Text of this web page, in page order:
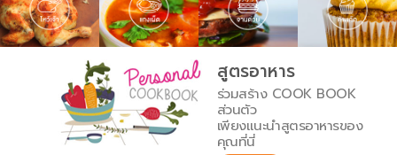
เคล็ดลับน่ารู้
เปรียบเทียบหน่วยการตวง
เปรียบเทียบอุณหภูมิ
เปรียบเทียบน้ำหนักวัตถุดิบ
FoodPedia
สร้าง Cookbook
สูตรอาหาร
ร่วมสร้าง COOK BOOK
ส่วนตัว
เพียงแนะนำสูตรอาหารของ
คุณที่นี่